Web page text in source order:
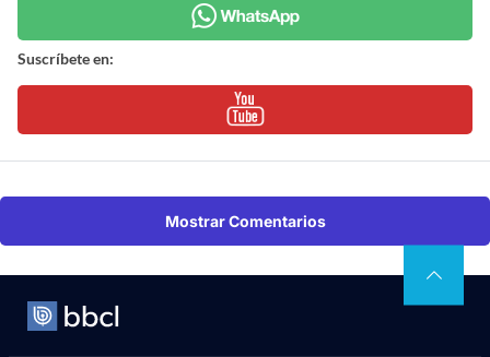
Suscríbete en:
Mostrar Comentarios